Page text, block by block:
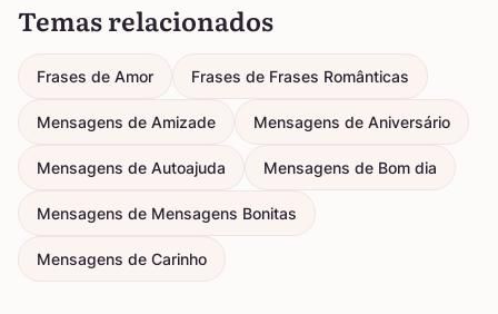
Temas relacionados
Frases de Amor Frases de Frases Românticas
Mensagens de Amizade Mensagens de Aniversário
Mensagens de Autoajuda Mensagens de Bom dia
Mensagens de Mensagens Bonitas
Mensagens de Carinho